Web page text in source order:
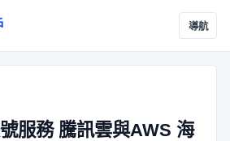
導航
服務 騰訊雲與AWS 海